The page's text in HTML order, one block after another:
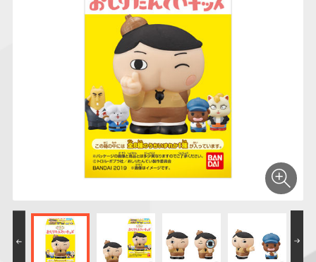
仮面ライダーシリー
PROJECT R.E.D.・
スーパー戦隊シリー
ズ
ガンダムシリーズ
ポケットモンスター
アンパンマン
サンリオキャラクタ
ーズ
キャラパキ
つりグミ
にふぉるめーしょん
＆スクエアシール
SMPシリーズ
ポケモンスケールワ
ールド
キャラデコ